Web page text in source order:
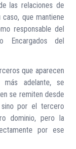
las relaciones de
que mantiene
responsable del
Encargados del
que aparecen
más adelante, se
se remiten desde
por el tercero
dominio, pero la
por ese